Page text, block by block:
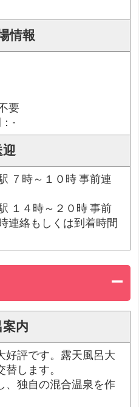
情報
要
-
迎
７時～１０時 事前連
１４時～２０時 事前
連絡もしくは到着時間
案内
好評です。露天風呂大
します。
、独自の混合温泉を作